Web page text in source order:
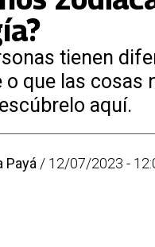
tienen
que las cosas
aquí.
Payá / 12/07/2023 -